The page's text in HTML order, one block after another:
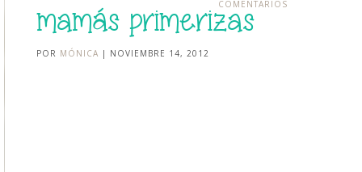
COMENTARIOS
mamás primerizas
POR MÓNICA | NOVIEMBRE 14, 2012